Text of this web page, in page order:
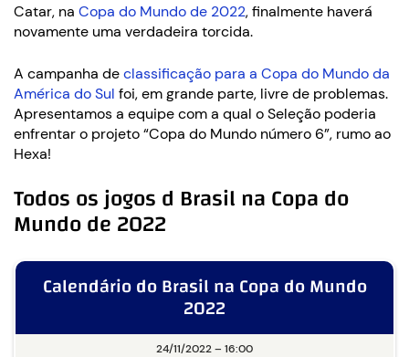
Catar, na Copa do Mundo de 2022, finalmente haverá
novamente uma verdadeira torcida.
A campanha declassificação para a Copa do Mundo da
América do Sul foi, em grande parte, livre de problemas.
Apresentamos a equipe com a qual o Seleção poderia
enfrentar o projeto “Copa do Mundo número 6”, rumo ao
Hexa!
Todos os jogos d Brasil na Copa do
Mundo de 2022
Calendário do Brasil na Copa do Mundo
2022
24/11/2022 – 16:00